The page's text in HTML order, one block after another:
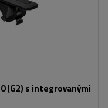
(G2) s integrovanými